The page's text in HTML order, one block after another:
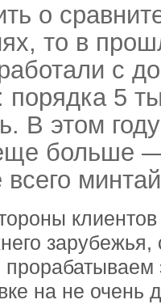
о
то в
с
порядка 5
В этом
больше
зарубежья,
на не очень